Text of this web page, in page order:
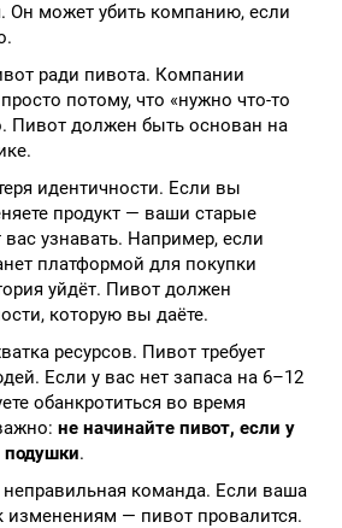
Он может убить компанию, если
ради пивота. Компании
потому, что «нужно что-то
Пивот должен быть основан на
идентичности. Если вы
продукт — ваши старые
вас узнавать. Например, если
платформой для покупки
уйдёт. Пивот должен
которую вы даёте.
ресурсов. Пивот требует
Если у вас нет запаса на 6–12
обанкротиться во время
не начинайте пивот, если у
подушки.
неправильная команда. Если ваша
изменениям — пивот провалится.